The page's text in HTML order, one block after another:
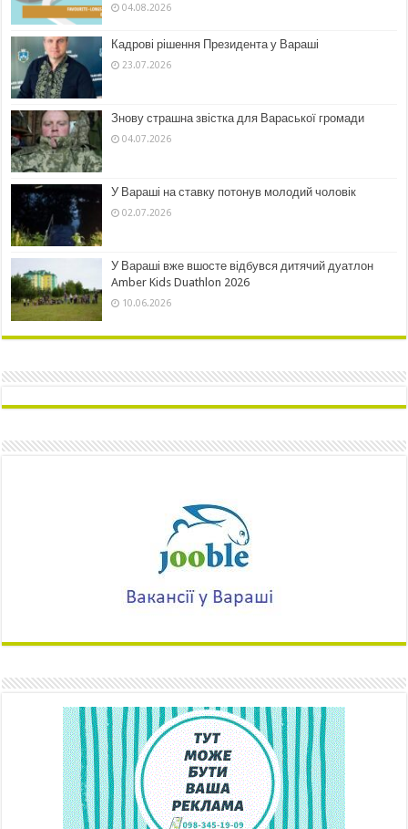
04.08.2026
Кадрові рішення Президента у Вараші
23.07.2026
Знову страшна звістка для Вараської громади
04.07.2026
У Вараші на ставку потонув молодий чоловік
02.07.2026
У Вараші вже вшосте відбувся дитячий дуатлон
Amber Kids Duathlon 2026
10.06.2026